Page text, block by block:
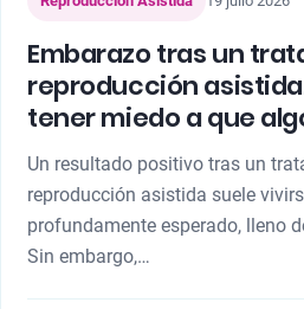
Embarazo tras un
reproducción
tener miedo a que
Un resultado positivo tras un
reproducción asistida suele
profundamente esperado, lleno
Sin embargo,…